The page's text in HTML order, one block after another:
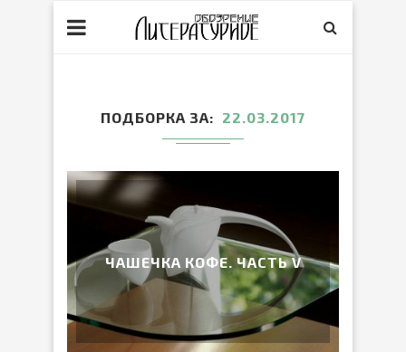
ПОДБОРКА ЗА 22.03.2017
ЧАШЕЧКА КОФЕ. ЧАСТЬ V